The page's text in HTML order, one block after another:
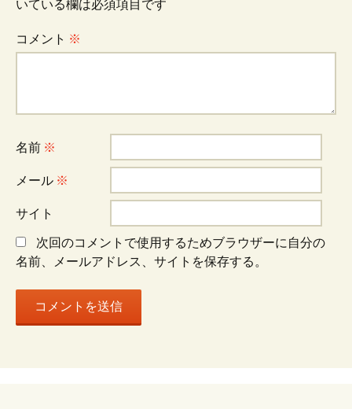
ゲ
シ
ョ
ン
いている欄は必須項目です
コメント ※
名前 ※
メール ※
サイト
次回のコメントで使用するためブラウザーに自分の
名前、メールアドレス、サイトを保存する。